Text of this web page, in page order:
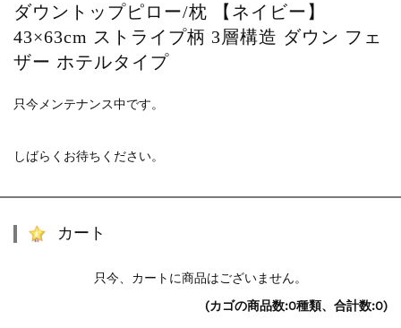
お知らせ
2021.2.13
シックハウス対策エコファ...
ダウントップピロー/枕 【ネイビー】
43×63cm ストライプ柄 3層構造 ダウン フェ
ザー ホテルタイプ
只今メンテナンス中です。
しばらくお待ちください。
カート
只今、カートに商品はございません。
(カゴの商品数:0種類、合計数:0)